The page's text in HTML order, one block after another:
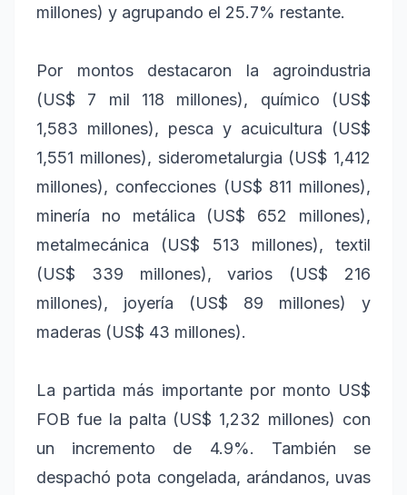
millones) y agrupando el 25.7% restante.
Por montos destacaron la agroindustria
(US$ 7 mil 118 millones), químico (US$
1,583 millones), pesca y acuicultura (US$
1,551 millones), siderometalurgia (US$ 1,412
millones), confecciones (US$ 811 millones),
minería no metálica (US$ 652 millones),
metalmecánica (US$ 513 millones), textil
(US$ 339 millones), varios (US$ 216
millones), joyería (US$ 89 millones) y
maderas (US$ 43 millones).
La partida más importante por monto US$
FOB fue la palta (US$ 1,232 millones) con
un incremento de 4.9%. También se
despachó pota congelada, arándanos, uvas